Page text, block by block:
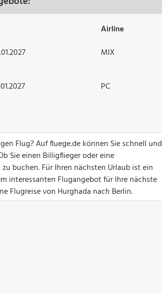
Airline
MIX
PC
Flug? Auf fluege.de können Sie schnell und
Sie einen Billigflieger oder eine
buchen. Für Ihren nächsten Urlaub ist ein
interessanten Flugangebot für Ihre nächste
Flugreise von Hurghada nach Berlin.